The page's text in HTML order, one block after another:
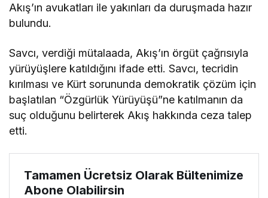
Akış’ın avukatları ile yakınları da duruşmada hazır
bulundu.
Savcı, verdiği mütalaada, Akış’ın örgüt çağrısıyla
yürüyüşlere katıldığını ifade etti. Savcı, tecridin
kırılması ve Kürt sorununda demokratik çözüm için
başlatılan “Özgürlük Yürüyüşü”ne katılmanın da
suç olduğunu belirterek Akış hakkında ceza talep
etti.
Tamamen Ücretsiz Olarak Bültenimize
Abone Olabilirsin